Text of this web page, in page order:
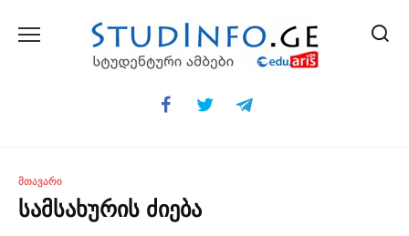
ᲛᲗᲐᲕᲐᲠᲘ
სამსახურის ძიება